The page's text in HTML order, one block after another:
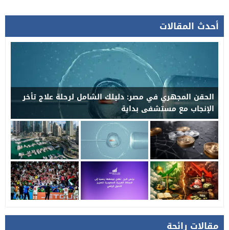
أحدث المقالات
الحقن المجهري في مصر: دليلك الشامل لرحلة علاج تأخر
الإنجاب مع مستشفى بداية
مقالات رائجة